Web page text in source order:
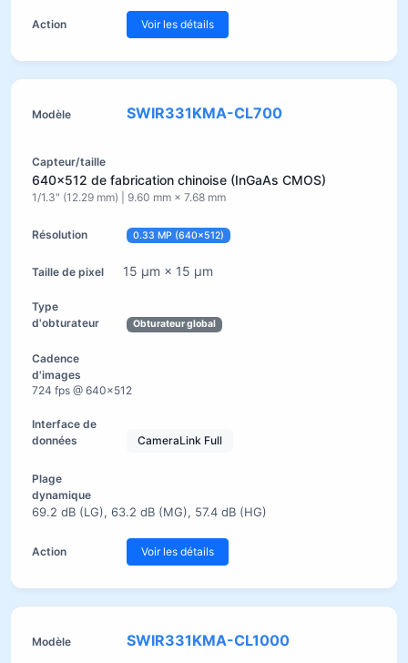
Voir les détails
SWIR331KMA-CL700
640×512 de fabrication chinoise (InGaAs CMOS)
1/1.3" (12.29 mm) | 9.60 mm × 7.68 mm
0.33 MP (640×512)
15 µm × 15 µm
Obturateur global
724 fps @ 640×512
CameraLink Full
69.2 dB (LG), 63.2 dB (MG), 57.4 dB (HG)
Voir les détails
SWIR331KMA-CL1000